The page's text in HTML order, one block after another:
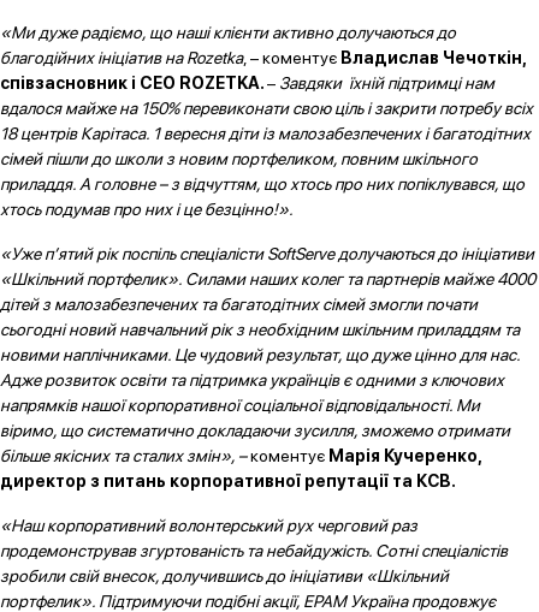
«Ми дуже радіємо, що наші клієнти активно долучаються до
благодійних ініціатив на Rozetka, – коментує Владислав Чечоткін,
співзасновник і CEO ROZETKA.– Завдяки їхній підтримці нам
вдалося майже на 150% перевиконати свою ціль і закрити потребу всіх
18 центрів Карітаса. 1 вересня діти із малозабезпечених і багатодітних
сімей пішли до школи з новим портфеликом, повним шкільного
приладдя. А головне – з відчуттям, що хтось про них попіклувався, що
хтось подумав про них і це безцінно!».
«Уже п’ятий рік поспіль спеціалісти SoftServe долучаються до ініціативи
«Шкільний портфелик». Силами наших колег та партнерів майже 4000
дітей з малозабезпечених та багатодітних сімей змогли почати
сьогодні новий навчальний рік з необхідним шкільним приладдям та
новими наплічниками. Це чудовий результат, що дуже цінно для нас.
Адже розвиток освіти та підтримка українців є одними з ключових
напрямків нашої корпоративної соціальної відповідальності. Ми
віримо, що систематично докладаючи зусилля, зможемо отримати
більше якісних та сталих змін», –коментує Марія Кучеренко,
директор з питань корпоративної репутації та КСВ.
«Наш корпоративний волонтерський рух черговий раз
продемонстрував згуртованість та небайдужість. Сотні спеціалістів
зробили свій внесок, долучившись до ініціативи «Шкільний
портфелик». Підтримуючи подібні акції, ЕРАМ Україна продовжує